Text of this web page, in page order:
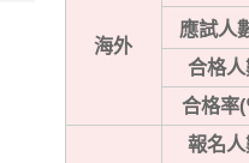
海外
應試人
合格人
合格率(
報名人